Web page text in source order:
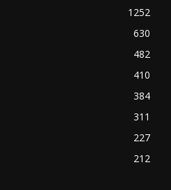
1252
630
482
410
384
311
227
212